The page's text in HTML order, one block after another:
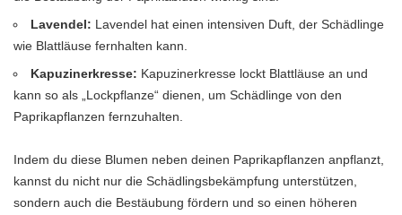
Lavendel: Lavendel hat einen intensiven Duft, der Schädlinge
wie Blattläuse fernhalten kann.
Kapuzinerkresse: Kapuzinerkresse lockt Blattläuse an und
kann so als „Lockpflanze“ dienen, um Schädlinge von den
Paprikapflanzen fernzuhalten.
Indem du diese Blumen neben deinen Paprikapflanzen anpflanzt,
kannst du nicht nur die Schädlingsbekämpfung unterstützen,
sondern auch die Bestäubung fördern und so einen höheren